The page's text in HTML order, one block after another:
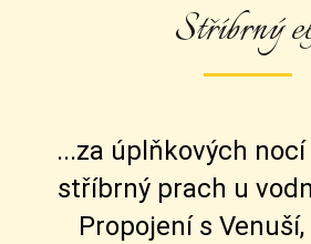
Stříbrný
...za úplňkových
stříbrný prach u
Propojení s